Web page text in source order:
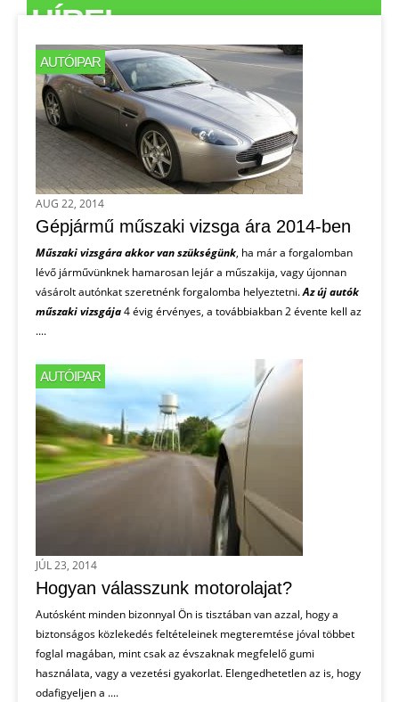
HÍREI
AUTÓIPAR
AUG 22, 2014
Gépjármű műszaki vizsga ára 2014-ben
Műszaki vizsgára akkor van szükségünk, ha már a forgalomban
lévő járművünknek hamarosan lejár a műszakija, vagy újonnan
vásárolt autónkat szeretnénk forgalomba helyeztetni.Azújautók
műszakivizsgája4 évig érvényes, a továbbiakban 2 évente kell az
....
AUTÓIPAR
JÚL 23, 2014
Hogyan válasszunk motorolajat?
Autósként minden bizonnyal Ön is tisztában van azzal, hogy a
biztonságos közlekedés feltételeinek megteremtése jóval többet
foglal magában, mint csak az évszaknak megfelelő gumi
használata, vagy a vezetési gyakorlat. Elengedhetetlen az is, hogy
odafigyeljen a ....